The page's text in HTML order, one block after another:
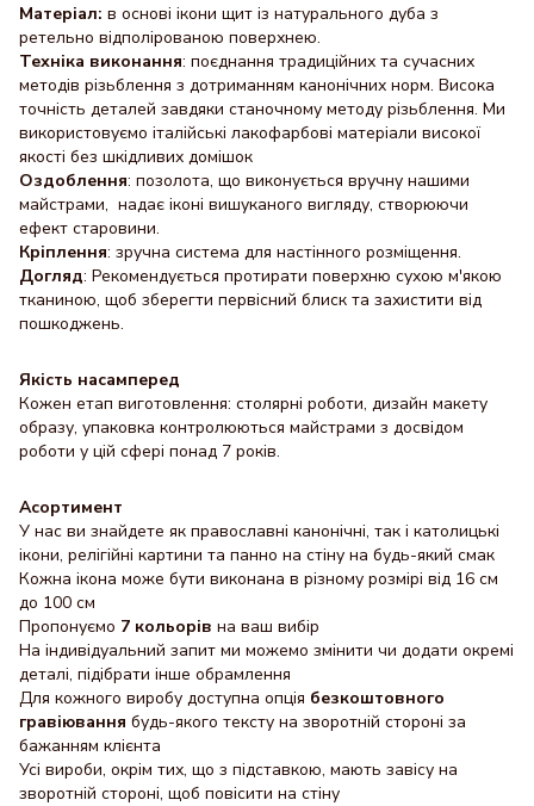
Матеріал: в основі ікони щит із натурального дуба з
ретельно відполірованою поверхнею.
Техніка виконання: поєднання традиційних та сучасних
методів різьблення з дотриманням канонічних норм. Висока
точність деталей завдяки станочному методу різьблення. Ми
використовуємо італійські лакофарбові матеріали високої
якості без шкідливих домішок
Оздоблення: позолота, що виконується вручну нашими
майстрами, надає іконі вишуканого вигляду, створюючи
ефект старовини.
Кріплення: зручна система для настінного розміщення.
Догляд: Рекомендується протирати поверхню сухою м'якою
тканиною, щоб зберегти первісний блиск та захистити від
пошкоджень.
Якість насамперед
Кожен етап виготовлення: столярні роботи, дизайн макету
образу, упаковка контролюються майстрами з досвідом
роботи у цій сфері понад 7 років.
Асортимент
У нас ви знайдете як православні канонічні, так і католицькі
ікони, релігійні картини та панно на стіну на будь-який смак
Кожна ікона може бути виконана в різному розмірі від 16 см
до 100 см
Пропонуємо 7 кольорів на ваш вибір
На індивідуальний запит ми можемо змінити чи додати окремі
деталі, підібрати інше обрамлення
Для кожного виробу доступна опція безкоштовного
гравіювання будь-якого тексту на зворотній стороні за
бажанням клієнта
Усі вироби, окрім тих, що з підставкою, мають завісу на
зворотній стороні, щоб повісити на стіну